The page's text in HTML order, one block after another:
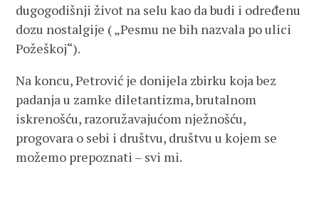
dugogodišnji život na selu kao da budi i određenu
dozu nostalgije ( „Pesmu ne bih nazvala po ulici
Požeškoj“).
Na koncu, Petrović je donijela zbirku koja bez
padanja u zamke diletantizma, brutalnom
iskrenošću, razoružavajućom nježnošću,
progovara o sebi i društvu, društvu u kojem se
možemo prepoznati – svi mi.